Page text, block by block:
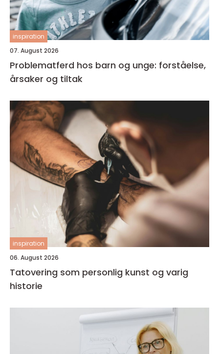
inspiration
07. August 2026
Problematferd hos barn og unge: forståelse,
årsaker og tiltak
inspiration
06. August 2026
Tatovering som personlig kunst og varig
historie